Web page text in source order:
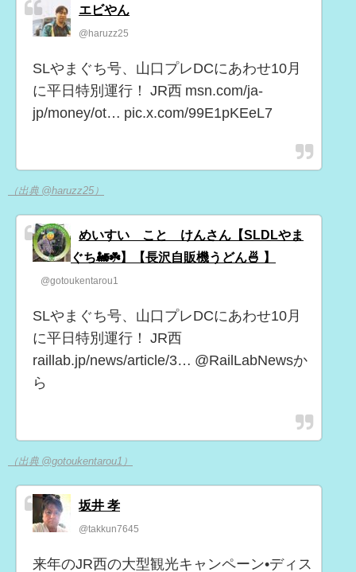
エビやん
@haruzz25
SLやまぐち号、山口プレDCにあわせ10月
に平日特別運行！ JR西 msn.com/ja-
jp/money/ot… pic.x.com/99E1pKEeL7
（出典 @haruzz25）
めいすい こと けんさん【SLDLやま
ぐち🚂☘️】【長沢自販機うどん🍜 】
@gotoukentarou1
SLやまぐち号、山口プレDCにあわせ10月
に平日特別運行！ JR西
raillab.jp/news/article/3… @RailLabNewsか
ら
（出典 @gotoukentarou1）
坂井 孝
@takkun7645
来年のJR西の大型観光キャンペーン•ディス